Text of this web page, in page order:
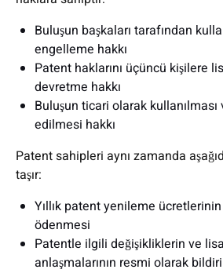
Buluşun başkaları tarafından
engelleme hakkı
Patent haklarını üçüncü kişilere
devretme hakkı
Buluşun ticari olarak
edilmesi hakkı
Patent sahipleri aynı zamanda
taşır:
Yıllık patent yenileme
ödenmesi
Patentle ilgili değişikliklerin ve
anlaşmalarının resmi olarak